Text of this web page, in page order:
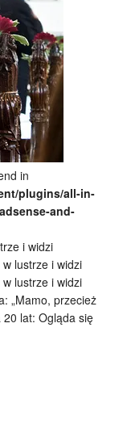
in
plugins/all-in-
and-
i widzi
lustrze i widzi
lustrze i widzi
„Mamo, przecież
20 lat: Ogląda się